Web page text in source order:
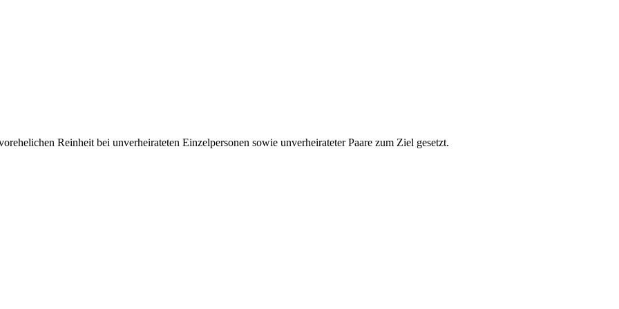
Rein­heit bei un­ver­heirateten Einzel­personen sowie un­ver­heirateter Paare zum Ziel gesetzt.